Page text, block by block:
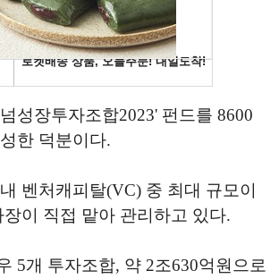
성장투자조합2023' 펀드를 8600
한 덕분이다.
벤처캐피탈(VC) 중 최대 규모이
이 직접 맡아 관리하고 있다.
5개 투자조합, 약 2조630억원으로